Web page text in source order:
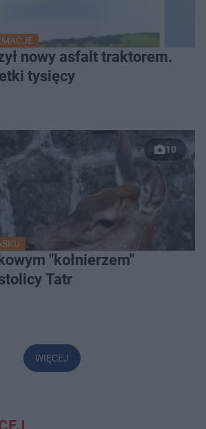
nowy asfalt traktorem.
tysięcy
10
"kołnierzem"
Tatr
WIĘCEJ